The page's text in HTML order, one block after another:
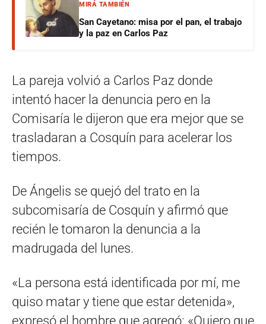
MIRÁ TAMBIÉN
San Cayetano: misa por el pan, el trabajo
y la paz en Carlos Paz
La pareja volvió a Carlos Paz donde
intentó hacer la denuncia pero en la
Comisaría le dijeron que era mejor que se
trasladaran a Cosquín para acelerar los
tiempos.
De Ángelis se quejó del trato en la
subcomisaría de Cosquín y afirmó que
recién le tomaron la denuncia a la
madrugada del lunes.
«La persona está identificada por mí, me
quiso matar y tiene que estar detenida»,
expresó el hombre que agregó: «Quiero que